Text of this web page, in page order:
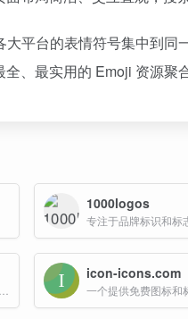
大平台的表情符号集中到
、最实用的 Emoji 资源聚
1000logos
icon-icons.com